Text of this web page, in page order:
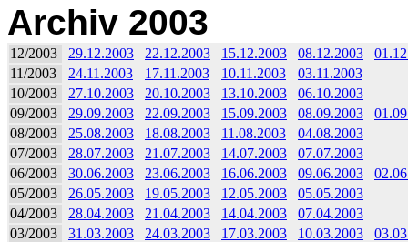
Archiv 2003
12/2003 29.12.2003 22.12.2003 15.12.2003 08.12.2003
11/2003
24.11.2003 17.11.2003 10.11.2003
03.11.2003
10/2003
27.10.2003 20.10.2003 13.10.2003
06.10.2003
09/2003
29.09.2003 22.09.2003 15.09.2003 08.09.2003
08/2003
25.08.2003 18.08.2003 11.08.2003
04.08.2003
07/2003
28.07.2003 21.07.2003 14.07.2003
07.07.2003
06/2003
30.06.2003 23.06.2003 16.06.2003 09.06.2003
05/2003
26.05.2003 19.05.2003 12.05.2003
05.05.2003
04/2003
28.04.2003 21.04.2003 14.04.2003
07.04.2003
03/2003
31.03.2003 24.03.2003 17.03.2003 10.03.2003